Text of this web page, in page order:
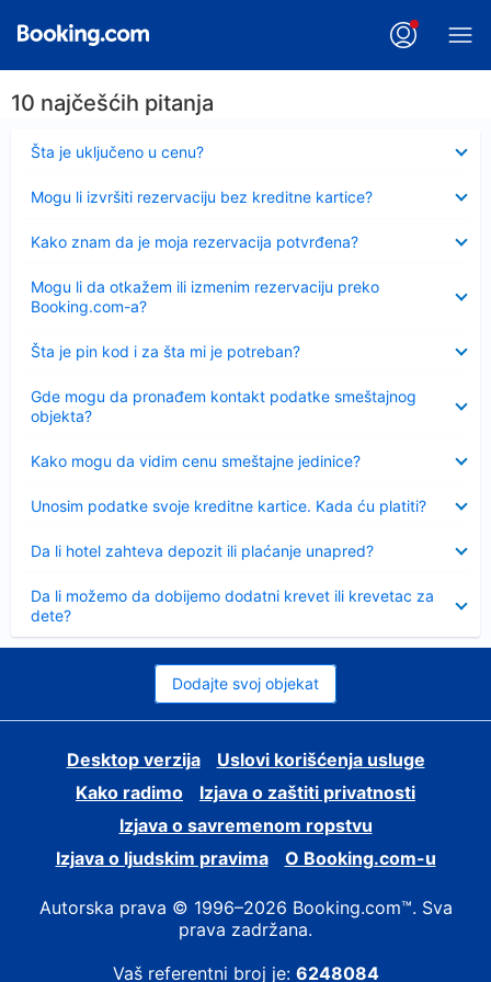
10 najčešćih pitanja
Šta je uključeno u cenu?
Sažeto
Mogu li izvršiti rezervaciju bez kreditne kartice?
Kako znam da je moja rezervacija potvrđena?
Mogu li da otkažem ili izmenim rezervaciju preko
Booking.com-a?
Šta je pin kod i za šta mi je potreban?
Sažeto
Gde mogu da pronađem kontakt podatke smeštajnog
objekta?
Kako mogu da vidim cenu smeštajne jedinice?
Unosim podatke svoje kreditne kartice. Kada ću platiti?
Da li hotel zahteva depozit ili plaćanje unapred?
Da li možemo da dobijemo dodatni krevet ili krevetac za
dete?
Dodajte svoj objekat
Desktop verzija
Uslovi korišćenja usluge
Kako radimo
Izjava o zaštiti privatnosti
Izjava o savremenom ropstvu
Izjava o ljudskim pravima
О Booking.com-u
Autorska prava © 1996–2026 Booking.com™. Sva
prava zadržana.
Vaš referentni broj je: 6248084